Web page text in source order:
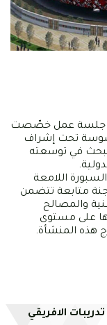
جلسة عمل خصّصت
تحت إشراف
في توسعته
اللامعة
متابعة تتضمن
والمصالح
على مستوى
هذه المنشأة.
الافريقي